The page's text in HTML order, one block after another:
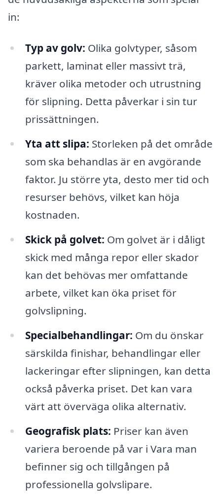
in:
Typ av golv: Olika golvtyper, såsom
parkett, laminat eller massivt trä,
kräver olika metoder och utrustning
för slipning. Detta påverkar i sin tur
prissättningen.
Yta att slipa: Storleken på det område
som ska behandlas är en avgörande
faktor. Ju större yta, desto mer tid och
resurser behövs, vilket kan höja
kostnaden.
Skick på golvet: Om golvet är i dåligt
skick med många repor eller skador
kan det behövas mer omfattande
arbete, vilket kan öka priset för
golvslipning.
Specialbehandlingar: Om du önskar
särskilda finishar, behandlingar eller
lackeringar efter slipningen, kan detta
också påverka priset. Det kan vara
värt att överväga olika alternativ.
Geografisk plats: Priser kan även
variera beroende på var i Vara man
befinner sig och tillgången på
professionella golvslipare.